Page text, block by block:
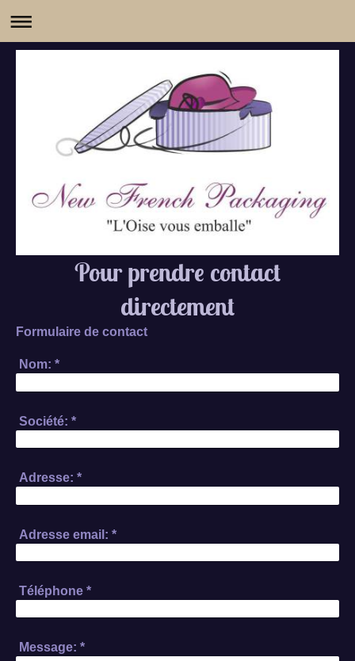
Pour prendre contact
directement
Formulaire de contact
Nom: *
Société: *
Adresse: *
Adresse email: *
Téléphone *
Message: *